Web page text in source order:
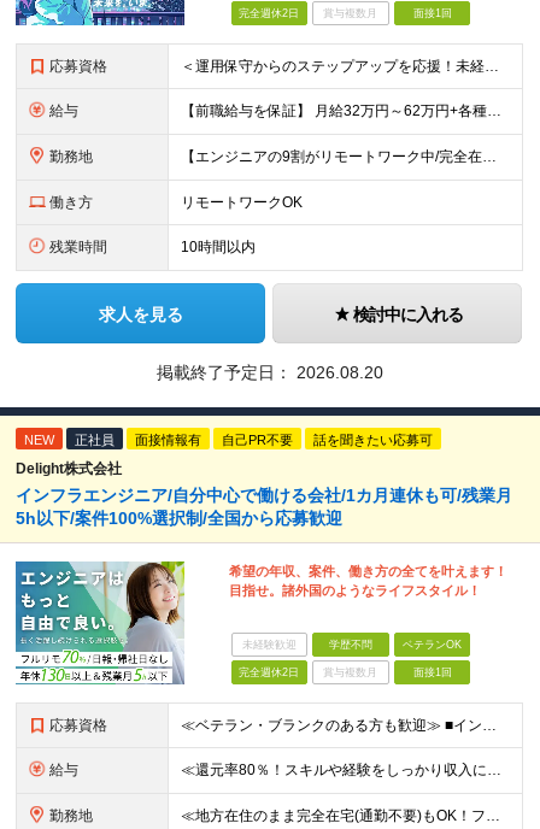
完全週休2日 賞与複数月 面接1回
応募資格 ＜運用保守からのステップアップを応援！未経験からの挑戦も大歓迎です♪＞ ■インフラエンジニアとして何らかの実務経験がある方（経験領域不問） ■学歴不問 【こんな方にピッタリの環境です！】 ・運用保守
給与 【前職給与を保証】 月給32万円～62万円+各種手当+決算賞与 ★資格手当や資格取得報奨金、役職手当など待遇、福利厚生が充実！ ★1年で年収60万円以上アップした社員が多数！ ※経験・スキルを考慮
勤務地 【エンジニアの9割がリモートワーク中/完全在宅ワークで働くメンバーも◎】 現在、エンジニアの約9割がリモートワークを実施。 そのうち約3割がフルリモートで勤務しており、地方在住のメンバーも活躍していま
働き方 リモートワークOK
残業時間 10時間以内
求人を見る 検討中に入れる
掲載終了予定日： 2026.08.20
NEW 正社員 面接情報有 自己PR不要 話を聞きたい応募可
Delight株式会社
インフラエンジニア/自分中心で働ける会社/1カ月連休も可/残業月
5h以下/案件100%選択制/全国から応募歓迎
希望の年収、案件、働き方の全てを叶えます！
目指せ。諸外国のようなライフスタイル！
未経験歓迎 学歴不問 ベテランOK
完全週休2日 賞与複数月 面接1回
応募資格 ≪ベテラン・ブランクのある方も歓迎≫ ■インフラエンジニアとしての実務経験をお持ちの方(運用・保守のみやオンプレミスのみの経験でもOK) ■学歴不問 ≪こんな方はぜひご応募ください≫ □ワークライフ
給与 ≪還元率80％！スキルや経験をしっかり収入に反映します≫ 年俸530万円以上＋業績賞与 ※スキル・経験を考慮の上、優遇いたします ※上記年俸を12分割し、月1回支給します ※上記年俸には固定残業代
勤務地 ≪地方在住のまま完全在宅(通勤不要)もOK！フルリモート7割、ハイブリッド2割！≫ ご自宅でのリモートワーク、または東京都、神奈川、埼玉、千葉を中心とするお客様先での勤務 ■本社アクセス 東京都豊島